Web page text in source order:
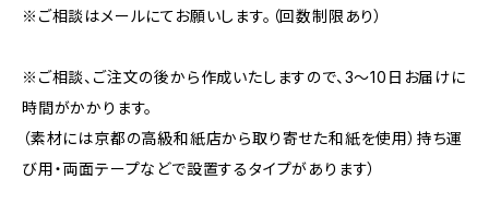
※ご相談はメールにてお願いします。（回数制限あり）
※ご相談、ご注文の後から作成いたしますので、3～10日お届けに
時間がかかります。
（素材には京都の高級和紙店から取り寄せた和紙を使用）持ち運
び用・両面テープなどで設置するタイプがあります）